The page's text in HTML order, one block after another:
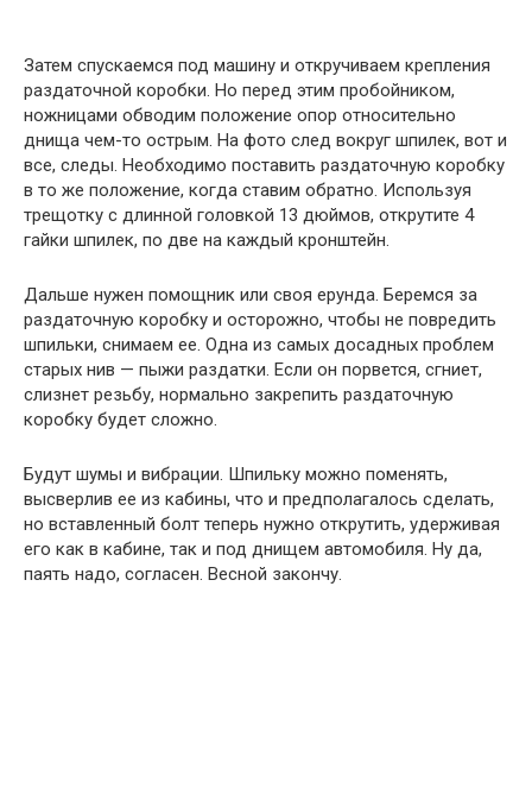
Затем спускаемся под машину и откручиваем крепления
раздаточной коробки. Но перед этим пробойником,
ножницами обводим положение опор относительно
днища чем-то острым. На фото след вокруг шпилек, вот и
все, следы. Необходимо поставить раздаточную коробку
в то же положение, когда ставим обратно. Используя
трещотку с длинной головкой 13 дюймов, открутите 4
гайки шпилек, по две на каждый кронштейн.
Дальше нужен помощник или своя ерунда. Беремся за
раздаточную коробку и осторожно, чтобы не повредить
шпильки, снимаем ее. Одна из самых досадных проблем
старых нив — пыжи раздатки. Если он порвется, сгниет,
слизнет резьбу, нормально закрепить раздаточную
коробку будет сложно.
Будут шумы и вибрации. Шпильку можно поменять,
высверлив ее из кабины, что и предполагалось сделать,
но вставленный болт теперь нужно открутить, удерживая
его как в кабине, так и под днищем автомобиля. Ну да,
паять надо, согласен. Весной закончу.